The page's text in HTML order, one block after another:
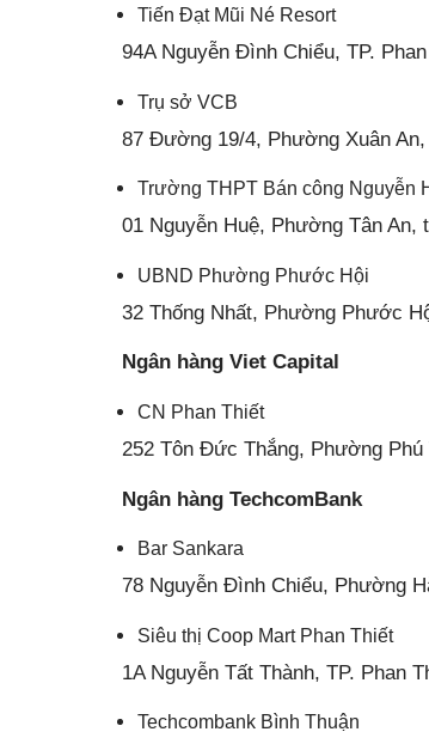
Tiến Đạt Mũi Né Resort
94A Nguyễn Đình Chiểu, TP.
Trụ sở VCB
87 Đường 19/4, Phường Xuân
Trường THPT Bán công Nguyễn
01 Nguyễn Huệ, Phường Tân An,
UBND Phường Phước Hội
32 Thống Nhất, Phường Phước
Ngân hàng Viet Capital
CN Phan Thiết
252 Tôn Đức Thắng, Phường Phú
Ngân hàng TechcomBank
Bar Sankara
78 Nguyễn Đình Chiểu, Phường
Siêu thị Coop Mart Phan Thiết
1A Nguyễn Tất Thành, TP. Phan
Techcombank Bình Thuận